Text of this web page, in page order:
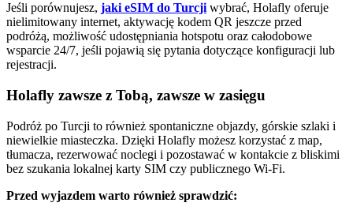
Jeśli porównujesz, jaki eSIM do Turcji wybrać, Holafly oferuje
nielimitowany internet, aktywację kodem QR jeszcze przed
podróżą, możliwość udostępniania hotspotu oraz całodobowe
wsparcie 24/7, jeśli pojawią się pytania dotyczące konfiguracji lub
rejestracji.
Holafly zawsze z Tobą, zawsze w zasięgu
Podróż po Turcji to również spontaniczne objazdy, górskie szlaki i
niewielkie miasteczka. Dzięki Holafly możesz korzystać z map,
tłumacza, rezerwować noclegi i pozostawać w kontakcie z bliskimi
bez szukania lokalnej karty SIM czy publicznego Wi-Fi.
Przed wyjazdem warto również sprawdzić: